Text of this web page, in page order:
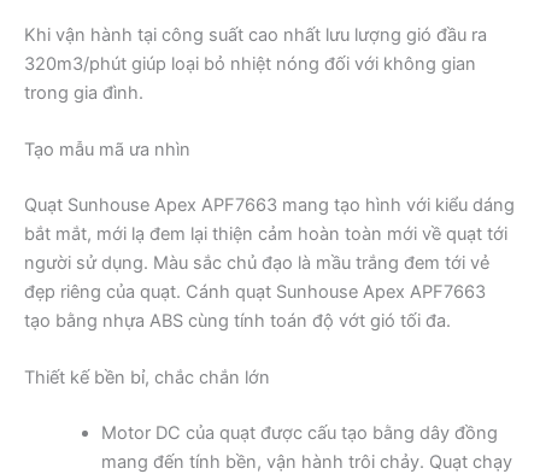
Khi vận hành tại công suất cao nhất lưu lượng gió đầu ra
320m3/phút giúp loại bỏ nhiệt nóng đối với không gian
trong gia đình.
Tạo mẫu mã ưa nhìn
Quạt Sunhouse Apex APF7663 mang tạo hình với kiểu dáng
bắt mắt, mới lạ đem lại thiện cảm hoàn toàn mới về quạt tới
người sử dụng. Màu sắc chủ đạo là mầu trắng đem tới vẻ
đẹp riêng của quạt. Cánh quạt Sunhouse Apex APF7663
tạo bằng nhựa ABS cùng tính toán độ vớt gió tối đa.
Thiết kế bền bỉ, chắc chắn lớn
Motor DC của quạt được cấu tạo bằng dây đồng
mang đến tính bền, vận hành trôi chảy. Quạt chạy